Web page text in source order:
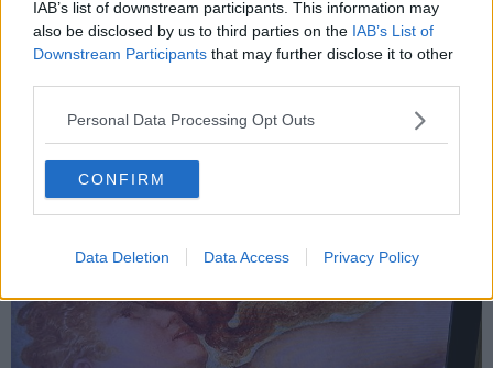
IAB’s list of downstream participants. This information may
also be disclosed by us to third parties on the IAB’s List of
Downstream Participants that may further disclose it to other
Personal Data Processing Opt Outs
CONFIRM
Data Deletion Data Access Privacy Policy
Stupende le immagini fatte proprio all'interno dell'abitazione di
Vasari che sono state trasmesse sul piccolo schermo sul primo
segno indelebile nella nostra città e nel nostro territorio e la sua
maestria, come il suo determinante contributo culturale, sono
riconosciuti e stimati a livello internazionale.